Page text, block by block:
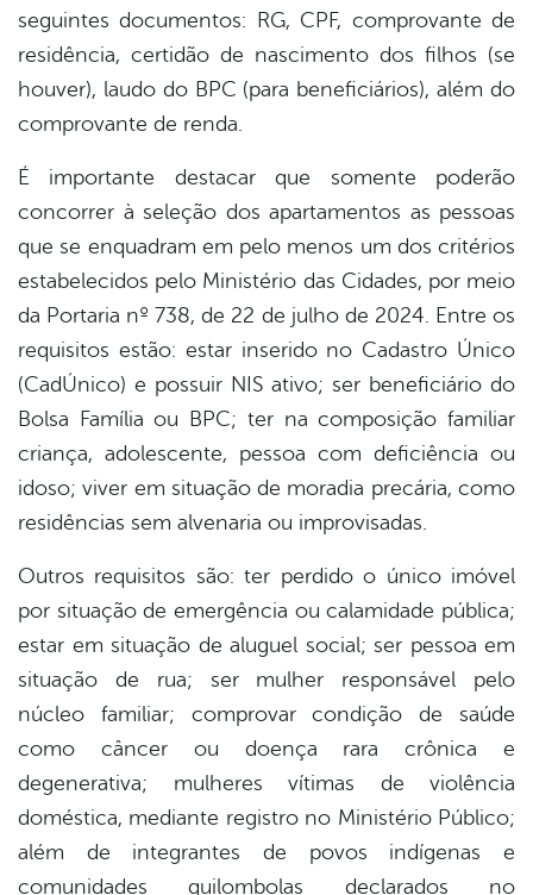
seguintes documentos: RG, CPF, comprovante de
residência, certidão de nascimento dos filhos (se
houver), laudo do BPC (para beneficiários), além do
comprovante de renda.
É importante destacar que somente poderão
concorrer à seleção dos apartamentos as pessoas
que se enquadram em pelo menos um dos critérios
estabelecidos pelo Ministério das Cidades, por meio
da Portaria nº 738, de 22 de julho de 2024. Entre os
requisitos estão: estar inserido no Cadastro Único
(CadÚnico) e possuir NIS ativo; ser beneficiário do
Bolsa Família ou BPC; ter na composição familiar
criança, adolescente, pessoa com deficiência ou
idoso; viver em situação de moradia precária, como
residências sem alvenaria ou improvisadas.
Outros requisitos são: ter perdido o único imóvel
por situação de emergência ou calamidade pública;
estar em situação de aluguel social; ser pessoa em
situação de rua; ser mulher responsável pelo
núcleo familiar; comprovar condição de saúde
como câncer ou doença rara crônica e
degenerativa; mulheres vítimas de violência
doméstica, mediante registro no Ministério Público;
além de integrantes de povos indígenas e
comunidades quilombolas declarados no